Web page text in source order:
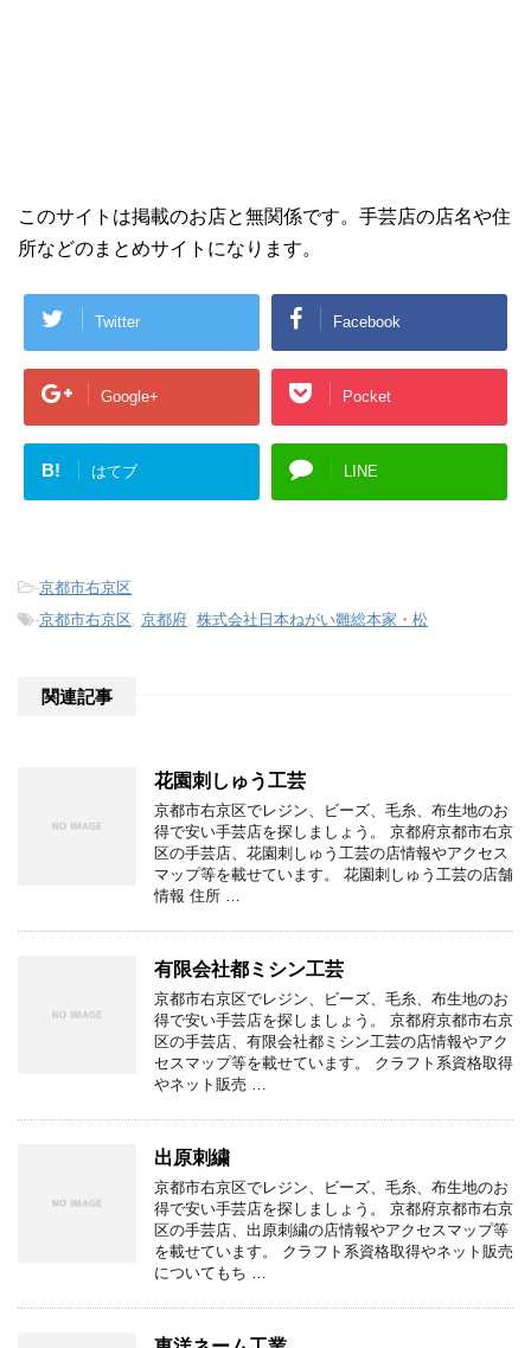
このサイトは掲載のお店と無関係です。手芸店の店名や住
所などのまとめサイトになります。
Twitter Facebook
Google+ Pocket
B! はてブ LINE
-京都市右京区
-京都市右京区 京都府 株式会社日本ねがい雛総本家・松
関連記事
花園刺しゅう工芸
京都市右京区でレジン、ビーズ、毛糸、布生地のお
得で安い手芸店を探しましょう。 京都府京都市右京
区の手芸店、花園刺しゅう工芸の店情報やアクセス
マップ等を載せています。 花園刺しゅう工芸の店舗
情報 住所 …
有限会社都ミシン工芸
京都市右京区でレジン、ビーズ、毛糸、布生地のお
得で安い手芸店を探しましょう。 京都府京都市右京
区の手芸店、有限会社都ミシン工芸の店情報やアク
セスマップ等を載せています。 クラフト系資格取得
やネット販売 …
出原刺繍
京都市右京区でレジン、ビーズ、毛糸、布生地のお
得で安い手芸店を探しましょう。 京都府京都市右京
区の手芸店、出原刺繍の店情報やアクセスマップ等
を載せています。 クラフト系資格取得やネット販売
についてもち …